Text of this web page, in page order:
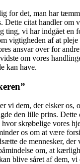
for det, man har
Dette citat handler om
ting, vi har indgået en
vigtigheden af at pleje
ansvar over for
om vores
kan have.
vi dem, der elsker os,
den lille prins. Dette
hvor skrøbelige vores
os om at være
de mennesker, der
om, at
blive såret af dem, vi